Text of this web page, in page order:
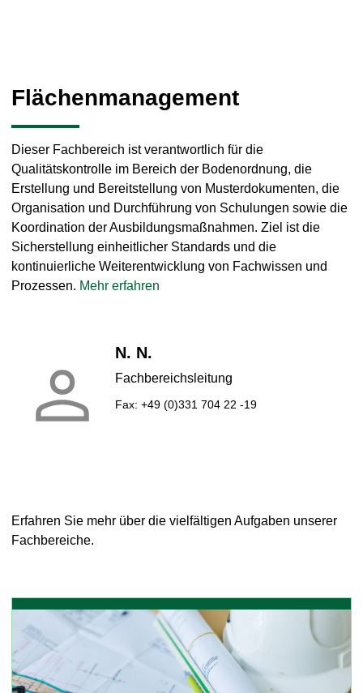
Flächenmanagement
Dieser Fachbereich ist verantwortlich für die
Qualitätskontrolle im Bereich der Bodenordnung, die
Erstellung und Bereitstellung von Musterdokumenten, die
Organisation und Durchführung von Schulungen sowie die
Koordination der Ausbildungsmaßnahmen. Ziel ist die
Sicherstellung einheitlicher Standards und die
kontinuierliche Weiterentwicklung von Fachwissen und
Prozessen. Mehr erfahren
N. N.
Fachbereichsleitung
Fax: +49 (0)331 704 22 -19
Erfahren Sie mehr über die vielfältigen Aufgaben unserer
Fachbereiche.